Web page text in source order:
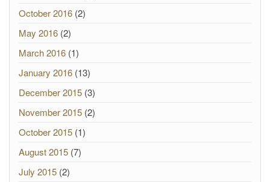
October 2016 (2)
May 2016 (2)
March 2016 (1)
January 2016 (13)
December 2015 (3)
November 2015 (2)
October 2015 (1)
August 2015 (7)
July 2015 (2)